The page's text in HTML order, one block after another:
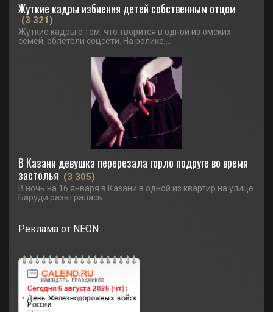
Жуткие кадры избиения детей собственным отцом
(3 321)
Жуткие кадры о том, что творится в одной из омских
семей, облетели соцсети. На ролике,...
В Казани девушка перерезала горло подруге во время
застолья (3 305)
В ночь на 16 января в Казани в одной из квартир на улице
Баруди разыгралась...
Реклама от NEON